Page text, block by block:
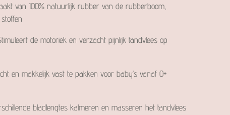
van 100% natuurlijk rubber van de rubberboom,
de motoriek en verzacht pijnlijk tandvlees op
en makkelijk vast te pakken voor baby’s vanaf 0+
bladlengtes kalmeren en masseren het tandvlees